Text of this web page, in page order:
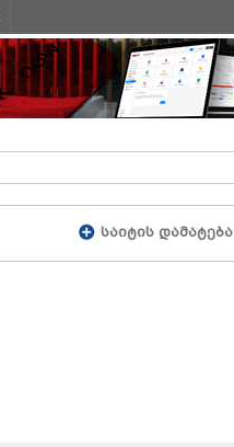
საიტის დამატება